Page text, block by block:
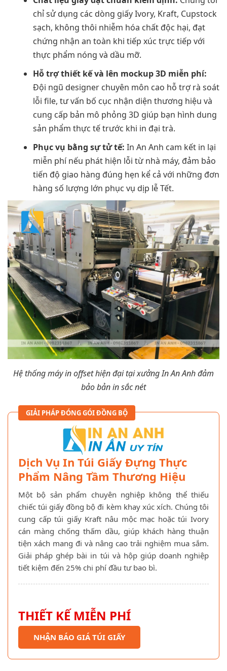
chỉ sử dụng các dòng giấy Ivory, Kraft, Cupstock
sạch, không thôi nhiễm hóa chất độc hại, đạt
chứng nhận an toàn khi tiếp xúc trực tiếp với
thực phẩm nóng và dầu mỡ.
Hỗ trợ thiết kế và lên mockup 3D miễn phí:
Đội ngũ designer chuyên môn cao hỗ trợ rà soát
lỗi file, tư vấn bố cục nhận diện thương hiệu và
cung cấp bản mô phỏng 3D giúp bạn hình dung
sản phẩm thực tế trước khi in đại trà.
Phục vụ bằng sự tử tế: In An Anh cam kết in lại
miễn phí nếu phát hiện lỗi từ nhà máy, đảm bảo
tiến độ giao hàng đúng hẹn kể cả với những đơn
hàng số lượng lớn phục vụ dịp lễ Tết.
Hệ thống máy in offset hiện đại tại xưởng In An Anh đảm
bảo bản in sắc nét
GIẢI PHÁP ĐÓNG GÓI ĐỒNG BỘ
Dịch Vụ In Túi Giấy Đựng Thực
Phẩm Nâng Tầm Thương Hiệu
Một bộ sản phẩm chuyên nghiệp không thể thiếu
chiếc túi giấy đồng bộ đi kèm khay xúc xích. Chúng tôi
cung cấp túi giấy Kraft nâu mộc mạc hoặc túi Ivory
cán màng chống thấm dầu, giúp khách hàng thuận
tiện xách mang đi và nâng cao trải nghiệm mua sắm.
Giải pháp ghép bài in túi và hộp giúp doanh nghiệp
tiết kiệm đến 25% chi phí đầu tư bao bì.
THIẾT KẾ MIỄN PHÍ
NHẬN BÁO GIÁ TÚI GIẤY